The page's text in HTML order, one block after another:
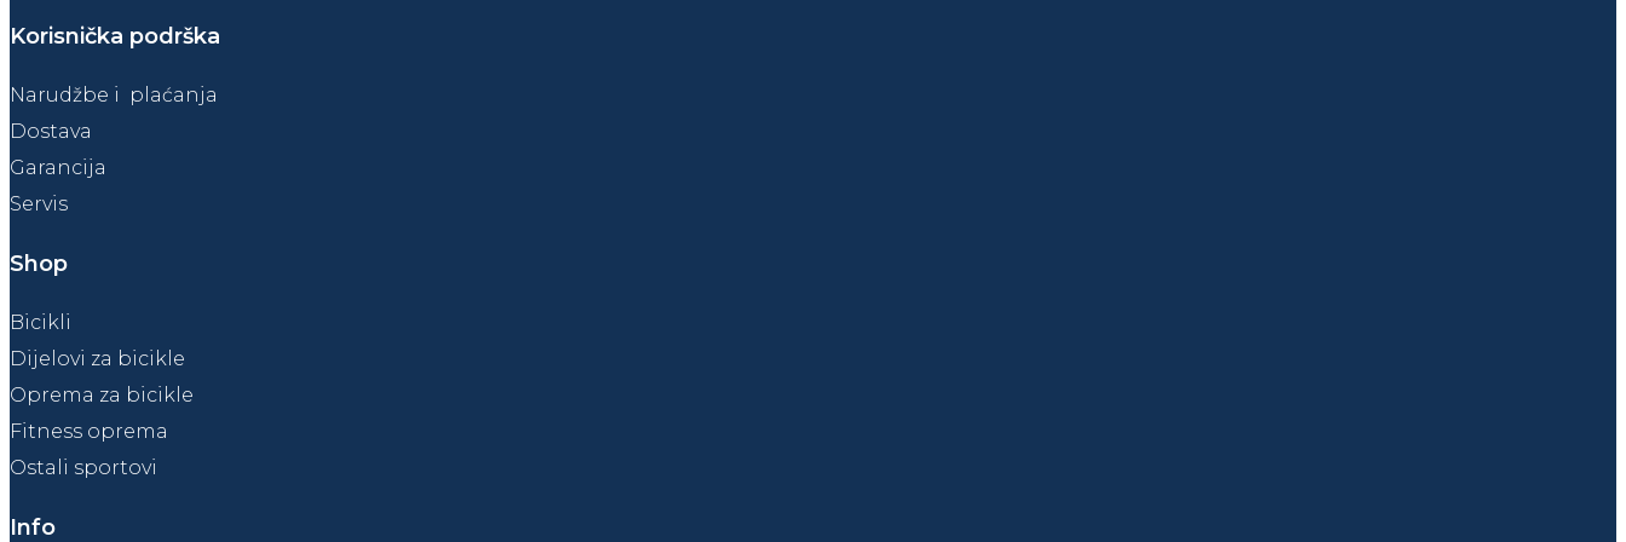
Korisnička podrška
Narudžbe i plaćanja
Dostava
Garancija
Servis
Shop
Bicikli
Dijelovi za bicikle
Oprema za bicikle
Fitness oprema
Ostali sportovi
Info